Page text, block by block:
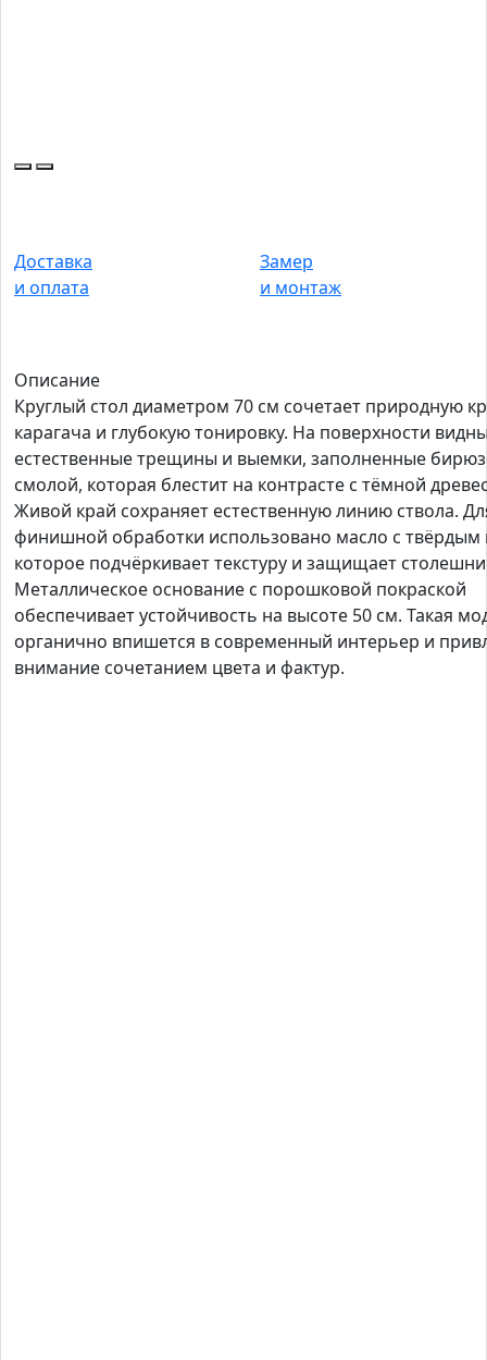
Доставка
и оплата
Замер
и монтаж
Описание
Круглый стол диаметром 70 см сочетает природную
карагача и глубокую тонировку. На поверхности
естественные трещины и выемки, заполненные
смолой, которая блестит на контрасте с тёмной
Живой край сохраняет естественную линию ствола.
финишной обработки использовано масло с твёрдым
которое подчёркивает текстуру и защищает
Металлическое основание с порошковой покраской
обеспечивает устойчивость на высоте 50 см. Такая
органично впишется в современный интерьер и
внимание сочетанием цвета и фактур.